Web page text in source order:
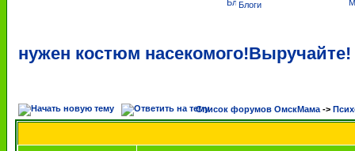
Блоги
нужен костюм насекомого!Выручайте!
Список форумов ОмскМама ->